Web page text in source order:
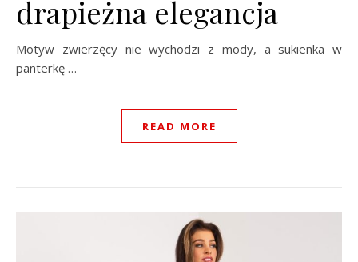
drapieżna elegancja
Motyw zwierzęcy nie wychodzi z mody, a sukienka w
panterkę …
READ MORE